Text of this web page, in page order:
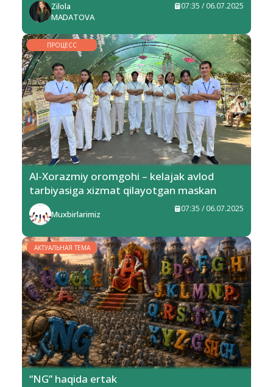
Zilola
MADATOVA
07:35 / 06.07.2025
ПРОЦЕСС
Al-Xorazmiy oromgohi – kelajak avlod
tarbiyasiga xizmat qilayotgan maskan
Muxbirlarimiz
07:35 / 06.07.2025
АКТУАЛЬНАЯ ТЕМА
“NG” haqida ertak